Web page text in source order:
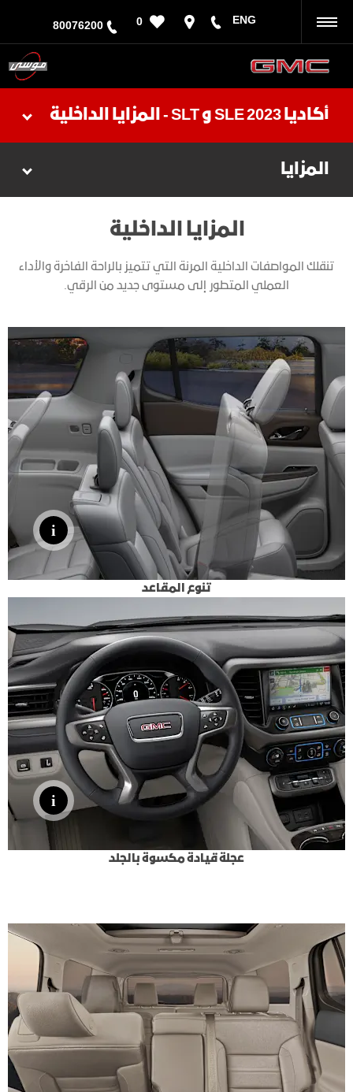
ENG
0
80076200
أكاديا 2023 SLE و SLT - المزايا الداخلية
المزايا
المزايا الداخلية
تنقلك المواصفات الداخلية المرنة التي تتميز بالراحة الفاخرة والأداء
العملي المتطور إلى مستوى جديد من الرقي.
تنوع المقاعد
عجلة قيادة مكسوة بالجلد